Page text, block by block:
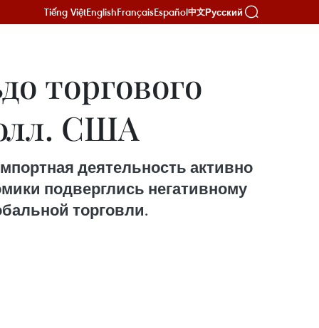
Tiếng ViệtEnglishFrançaisEspañol中文Русский
торгового
США
деятельность активно
подверглись негативному
торговли.